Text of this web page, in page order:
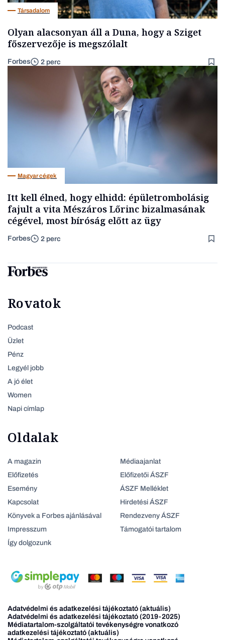
Társadalom
Olyan alacsonyan áll a Duna, hogy a Sziget
főszervezője is megszólalt
Forbes 2 perc
Magyar cégek
Itt kell élned, hogy elhidd: épületrombolásig
fajult a vita Mészáros Lőrinc bizalmasának
cégével, most bíróság előtt az ügy
Forbes 2 perc
Rovatok
Podcast
Üzlet
Pénz
Legyél jobb
A jó élet
Women
Napi címlap
Oldalak
A magazin
Előfizetés
Esemény
Kapcsolat
Könyvek a Forbes ajánlásával
Impresszum
Így dolgozunk
Médiaajanlat
Előfizetői ÁSZF
ÁSZF Melléklet
Hirdetési ÁSZF
Rendezveny ÁSZF
Támogatói tartalom
Adatvédelmi és adatkezelési tájékoztató (aktuális)
Adatvédelmi és adatkezelési tájékoztató (2019-2025)
Médiatartalom-szolgáltatói tevékenységre vonatkozó
adatkezelési tájékoztató (aktuális)